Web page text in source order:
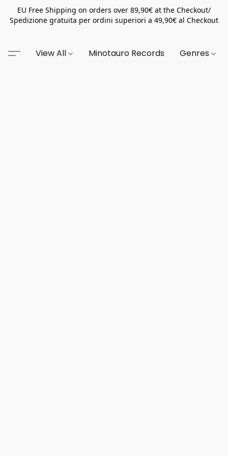
EU Free Shipping on orders over 89,90€ at the Checkout/
Spedizione gratuita per ordini superiori a 49,90€ al Checkout
View All Minotauro Records Genres